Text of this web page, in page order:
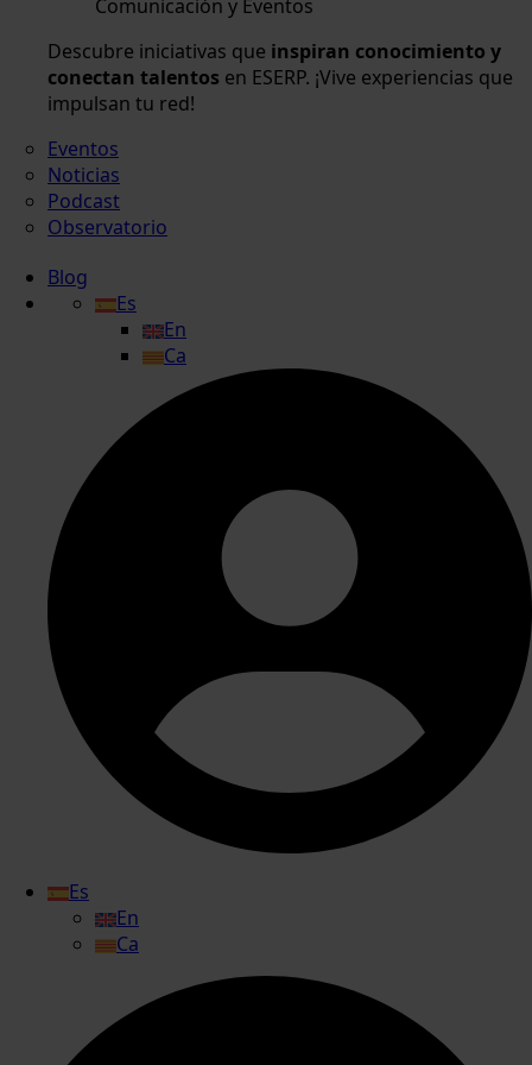
Comunicación y Eventos
Descubre iniciativas que inspiran conocimiento y
conectan talentos en ESERP. ¡Vive experiencias que
impulsan tu red!
Eventos
Noticias
Podcast
Observatorio
Blog
Es
En
Ca
Es
En
Ca